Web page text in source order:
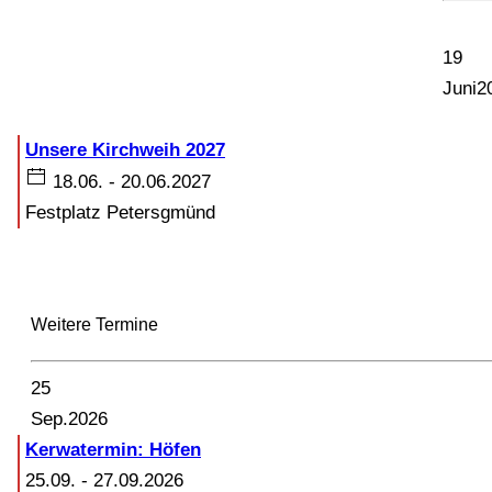
19
Juni
Unsere Kirchweih 2027
18.06. - 20.06.2027
Festplatz Petersgmünd
Weitere Termine
25
Sep.2026
Kerwatermin: Höfen
25.09. - 27.09.2026